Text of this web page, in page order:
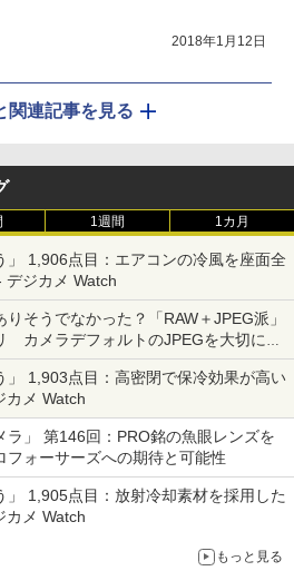
2018年1月12日
関連記事を見る
1週間 1カ月
」 1,906点目：エアコンの冷風を座面全
デジカメ Watch
そうでなかった？「RAW＋JPEG派」
カメラデフォルトのJPEGを大切にす
」 1,903点目：高密閉で保冷効果が高い
カメ Watch
ラ」 第146回：PRO銘の魚眼レンズを
フォーサーズへの期待と可能性
」 1,905点目：放射冷却素材を採用した
カメ Watch
もっと見る